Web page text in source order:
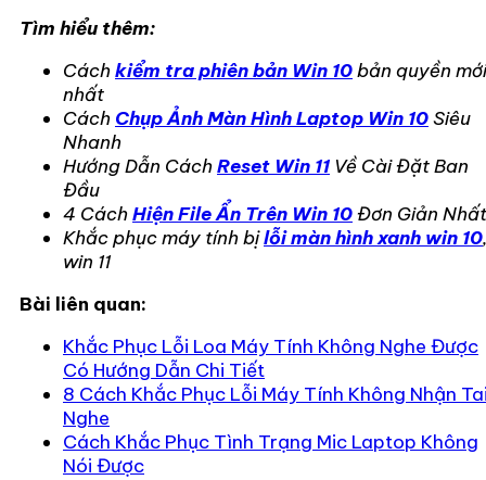
Tìm hiểu thêm:
Cáchkiểm tra phiên bản Win 10bản quyền mới
nhất
Cách Chụp Ảnh Màn Hình Laptop Win 10Siêu
Nhanh
Hướng Dẫn CáchReset Win 11 Về Cài Đặt Ban
Đầu
4 CáchHiện File Ẩn Trên Win 10Đơn Giản Nhất
Khắc phục máy tính bịlỗi màn hình xanh win 10,
win 11
Bài liên quan:
Khắc Phục Lỗi Loa Máy Tính Không Nghe Được
Có Hướng Dẫn Chi Tiết
8 Cách Khắc Phục Lỗi Máy Tính Không Nhận
Nghe
Cách Khắc Phục Tình Trạng Mic Laptop Không
Nói Được